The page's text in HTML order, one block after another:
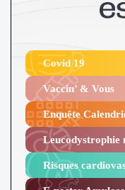
Covid 19
Vaccin’ & Vous
Enquête
Leucodystrophie
Risques